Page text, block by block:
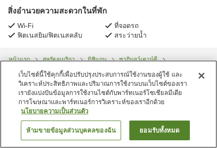
สิ่งอำนวยความสะดวกในที่พัก
Wi-Fi
ที่จอดรถ
ฟิตเนสยิม/ฟิตเนสคลับ
สระว่ายน้ำ
หน้าแรก สหรัฐอเมริกา มิชิแกน
ซากินอว์เคาน์ตี
โฮม2 สวีทส์ บาย ฮิลตัน แซกินอว์, MI
ค้นหาห้องพัก
เว็บไซต์นี้ใช้คุกกี้เพื่อปรับปรุงประสบการณ์ใช้งานของผู้ใช้ และ
วิเคราะห์ประสิทธิภาพและปริมาณการใช้งานบนเว็บไซต์ของเรา
เรายังแบ่งปันข้อมูลการใช้งานไซต์กับพาร์ทเนอร์โซเชียลมีเดีย
การโฆษณาและพาร์ทเนอร์การวิเคราะห์ของเราอีกด้วย
นโยบายความเป็นส่วนตัว
ห้ามขายข้อมูลส่วนบุคคลของฉัน ยอมรับทั้งหมด